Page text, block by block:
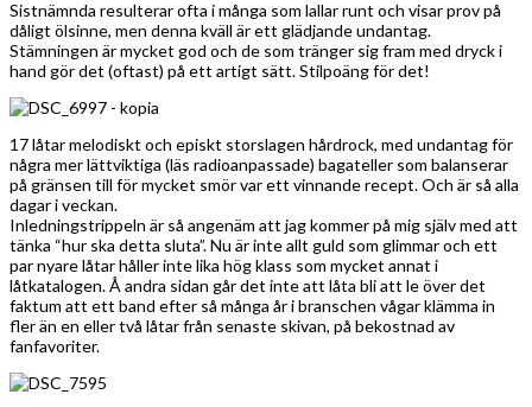
Sistnämnda resulterar ofta i många som lallar runt och visar prov på
dåligt ölsinne, men denna kväll är ett glädjande undantag.
Stämningen är mycket god och de som tränger sig fram med dryck i
hand gör det (oftast) på ett artigt sätt. Stilpoäng för det!
17 låtar melodiskt och episkt storslagen hårdrock, med undantag för
några mer lättviktiga (läs radioanpassade) bagateller som balanserar
på gränsen till för mycket smör var ett vinnande recept. Och är så alla
dagar i veckan.
Inledningstrippeln är så angenäm att jag kommer på mig själv med att
tänka “hur ska detta sluta”. Nu är inte allt guld som glimmar och ett
par nyare låtar håller inte lika hög klass som mycket annat i
låtkatalogen. Å andra sidan går det inte att låta bli att le över det
faktum att ett band efter så många år i branschen vågar klämma in
fler än en eller två låtar från senaste skivan, på bekostnad av
fanfavoriter.